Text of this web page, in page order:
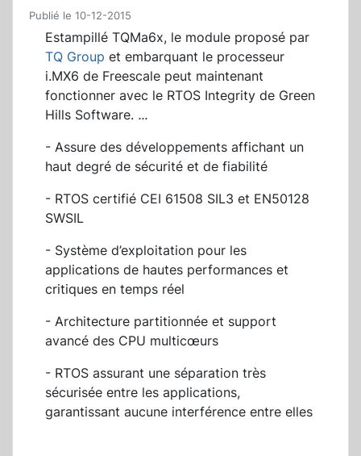
Publié le 10-12-2015
Estampillé TQMa6x, le module proposé par
TQ Group et embarquant le processeur
i.MX6 de Freescale peut maintenant
fonctionner avec le RTOS Integrity de Green
Hills Software. ...
- Assure des développements affichant un
haut degré de sécurité et de fiabilité
- RTOS certifié CEI 61508 SIL3 et EN50128
SWSIL
- Système d’exploitation pour les
applications de hautes performances et
critiques en temps réel
- Architecture partitionnée et support
avancé des CPU multicœurs
- RTOS assurant une séparation très
sécurisée entre les applications,
garantissant aucune interférence entre elles